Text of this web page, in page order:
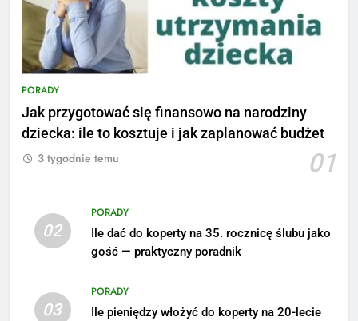
PORADY
Jak przygotować się finansowo na narodziny
dziecka: ile to kosztuje i jak zaplanować budżet
01
3 tygodnie temu
02
PORADY
Ile dać do koperty na 35. rocznicę ślubu jako
gość — praktyczny poradnik
03
PORADY
Ile pieniędzy włożyć do koperty na 20-lecie
5
Ile zarabia podolog: poznajmy